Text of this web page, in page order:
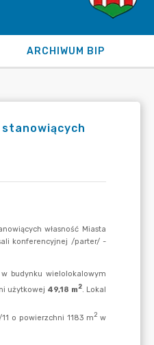
ARCHIWUM BIP